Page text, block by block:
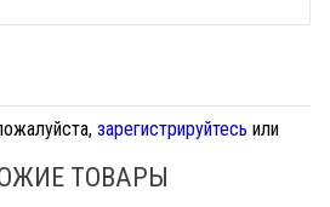
зарегистрируйтесь или
ТОВАРЫ